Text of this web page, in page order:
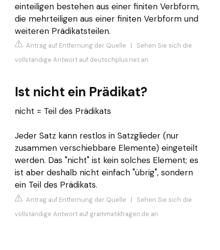
einteiligen bestehen aus einer finiten Verbform,
die mehrteiligen aus einer finiten Verbform und
weiteren Prädikatsteilen.
Antrag auf Entfernung der Quelle | Sehen Sie sich die
vollständige Antwort auf deutschplus.net an
Ist nicht ein Prädikat?
nicht = Teil des Prädikats
Jeder Satz kann restlos in Satzglieder (nur
zusammen verschiebbare Elemente) eingeteilt
werden. Das "nicht" ist kein solches Element; es
ist aber deshalb nicht einfach "übrig", sondern
ein Teil des Prädikats.
Antrag auf Entfernung der Quelle | Sehen Sie sich die
vollständige Antwort auf grammatikfragen.de an